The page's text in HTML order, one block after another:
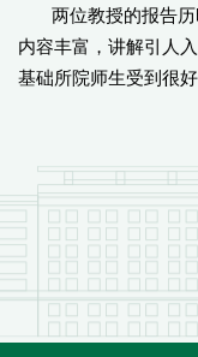
两位教授的报告
内容丰富，讲解引人
基础所院师生受到很好